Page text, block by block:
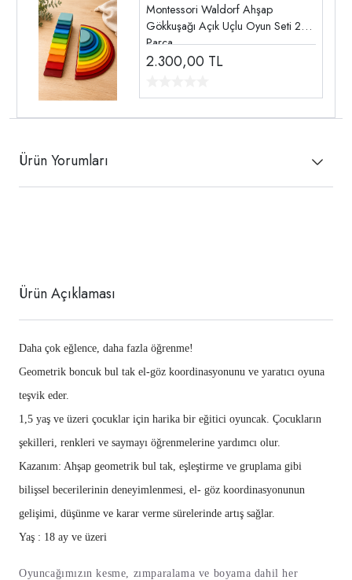
Montessori Waldorf Ahşap
Gökkuşağı Açık Uçlu Oyun Seti 2
Parça
2.300,00 TL
Ürün Yorumları
Ürün Açıklaması
Daha çok eğlence, daha fazla öğrenme!
Geometrik boncuk bul tak el-göz koordinasyonunu ve yaratıcı oyuna
teşvik eder.
1,5 yaş ve üzeri çocuklar için harika bir eğitici oyuncak. Çocukların
şekilleri, renkleri ve saymayı öğrenmelerine yardımcı olur.
Kazanım: Ahşap geometrik bul tak, eşleştirme ve gruplama gibi
bilişsel becerilerinin deneyimlenmesi, el- göz koordinasyonunun
gelişimi, düşünme ve karar verme sürelerinde artış sağlar.
Yaş : 18 ay ve üzeri
Oyuncağımızın kesme, zımparalama ve boyama dahil her